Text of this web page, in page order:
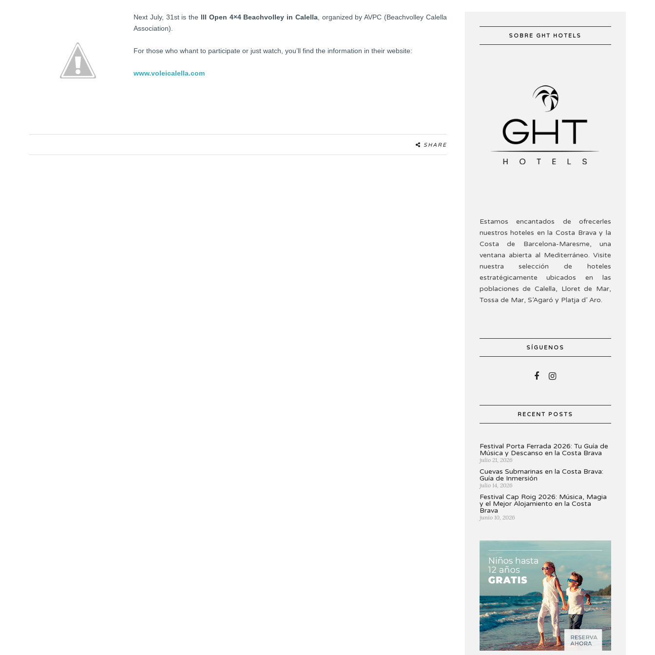
Next July, 31st is the III Open 4×4 Beachvolley in Calella, organized by AVPC (Beachvolley Calella
Association).
For those who whant to participate or just watch, you’ll find the information in their website:
www.voleicalella.com
SHARE
SOBRE GHT HOTELS
Estamos encantados de ofrecerles
nuestros hoteles en la Costa Brava y la
Costa de Barcelona-Maresme, una
ventana abierta al Mediterráneo. Visite
nuestra selección de hoteles
estratégicamente ubicados en las
poblaciones de Calella, Lloret de Mar,
Tossa de Mar, S’Agaró y Platja d’ Aro.
SÍGUENOS
RECENT POSTS
Festival Porta Ferrada 2026: Tu Guía de
Música y Descanso en la Costa Brava
julio 21, 2026
Cuevas Submarinas en la Costa Brava:
Guía de Inmersión
julio 14, 2026
Festival Cap Roig 2026: Música, Magia
y el Mejor Alojamiento en la Costa
Brava
junio 10, 2026